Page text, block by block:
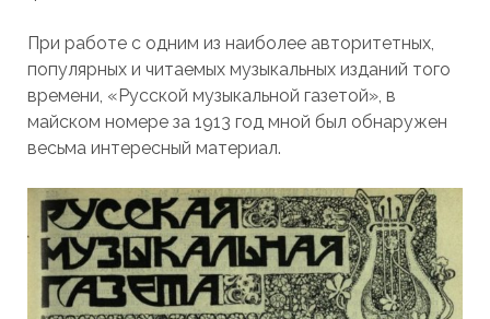
При работе с одним из наиболее авторитетных,
популярных и читаемых музыкальных изданий того
времени, «Русской музыкальной газетой», в
майском номере за 1913 год мной был обнаружен
весьма интересный материал.